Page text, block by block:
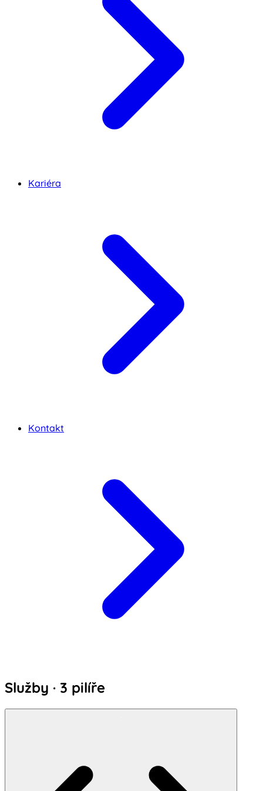
Kariéra
Kontakt
Služby · 3 pilíře